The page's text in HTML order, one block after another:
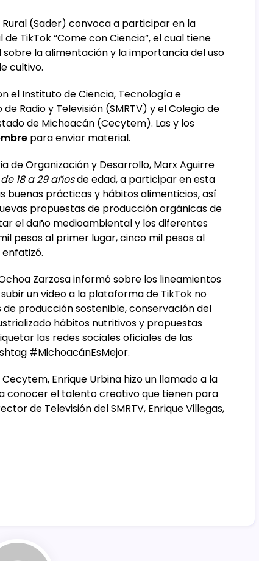
(Sader) convoca a participar en la
TikTok “Come con Ciencia”, el cual tiene
la alimentación y la importancia del uso
cultivo.
el Instituto de Ciencia, Tecnología e
Radio y Televisión (SMRTV) y el Colegio de
de Michoacán (Cecytem). Las y los
para enviar material.
de Organización y Desarrollo, Marx Aguirre
de 18 a 29 añosde edad, a participar en esta
buenas prácticas y hábitos alimenticios, así
propuestas de producción orgánicas de
el daño medioambiental y los diferentes
pesos al primer lugar, cinco mil pesos al
Zarzosa informó sobre los lineamientos
un video a la plataforma de TikTok no
producción sostenible, conservación del
hábitos nutritivos y propuestas
las redes sociales oficiales de las
#MichoacánEsMejor.
Enrique Urbina hizo un llamado a la
conocer el talento creativo que tienen para
de Televisión del SMRTV, Enrique Villegas,